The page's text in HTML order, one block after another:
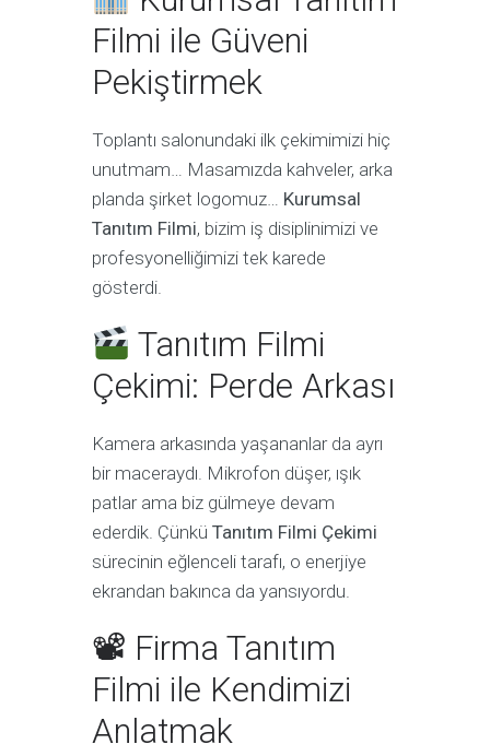
Filmi ile Güveni
Pekiştirmek
Toplantı salonundaki ilk çekimimizi hiç
unutmam… Masamızda kahveler, arka
planda şirket logomuz… Kurumsal
Tanıtım Filmi, bizim iş disiplinimizi ve
profesyonelliğimizi tek karede
gösterdi.
Tanıtım Filmi
Çekimi: Perde Arkası
Kamera arkasında yaşananlar da ayrı
bir maceraydı. Mikrofon düşer, ışık
patlar ama biz gülmeye devam
ederdik. Çünkü Tanıtım Filmi Çekimi
sürecinin eğlenceli tarafı, o enerjiye
ekrandan bakınca da yansıyordu.
📽 Firma Tanıtım
Filmi ile Kendimizi
Anlatmak